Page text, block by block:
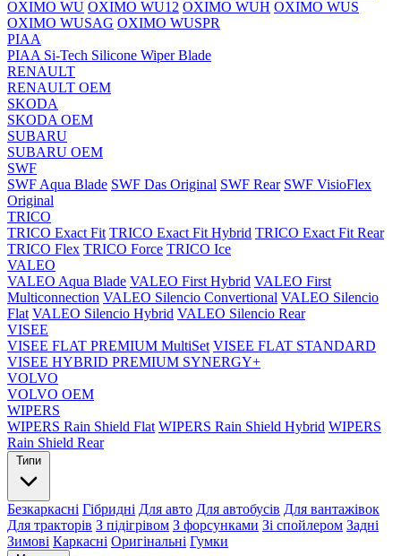
OXIMO WU OXIMO WU12 OXIMO WUH OXIMO WUS
OXIMO WUSAG OXIMO WUSPR
PIAA
PIAA Si-Tech Silicone Wiper Blade
RENAULT
RENAULT OEM
SKODA
SKODA OEM
SUBARU
SUBARU OEM
SWF
SWF Aqua Blade SWF Das Original SWF Rear SWF VisioFlex
Original
TRICO
TRICO Exact Fit TRICO Exact Fit Hybrid TRICO Exact Fit Rear
TRICO Flex TRICO Force TRICO Ice
VALEO
VALEO Aqua Blade VALEO First Hybrid VALEO First
Multiconnection VALEO Silencio Convertional VALEO Silencio
Flat VALEO Silencio Hybrid VALEO Silencio Rear
VISEE
VISEE FLAT PREMIUM MultiSet VISEE FLAT STANDARD
VISEE HYBRID PREMIUM SYNERGY+
VOLVO
VOLVO OEM
WIPERS
WIPERS Rain Shield Flat WIPERS Rain Shield Hybrid WIPERS
Rain Shield Rear
Типи
Безкаркасні Гібридні Для авто Для автобусів Для вантажівок
Для тракторів З підігрівом З форсунками Зі спойлером Задні
Зимові Каркасні Оригінальні Гумки